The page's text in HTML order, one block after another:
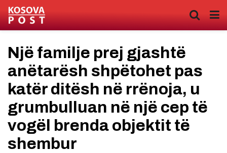
Një familje prej gjashtë
anëtarësh shpëtohet pas
katër ditësh në rrënoja, u
grumbulluan në një cep të
vogël brenda objektit të
shembur